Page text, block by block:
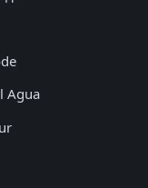
Agua